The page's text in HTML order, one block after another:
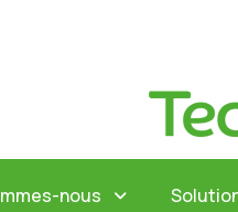
nous